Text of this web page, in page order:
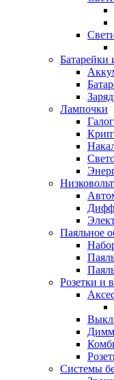
Батарейки
Лампочки
Паяльное
Розетки и
Системы